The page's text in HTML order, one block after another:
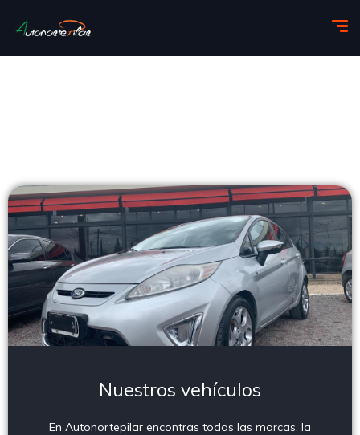
Nuestros vehículos
En Autonortepilar encontras todas las marcas, la